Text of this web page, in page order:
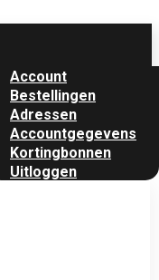
Account
Bestellingen
Adressen
Accountgegevens
Kortingbonnen
Uitloggen